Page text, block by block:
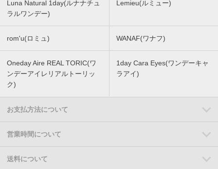
Luna Natural 1day(ルナナチュ
ラルワンデー)
Lemieu(ルミュー)
rom'u(ロミュ) WANAF(ワナフ)
Oneday Aire REAL TORIC(ワ
ンデーアイレリアルトーリッ
ク)
1day Cara Eyes(ワンデーキャ
ラアイ)
お支払方法について
営業時間について
送料について